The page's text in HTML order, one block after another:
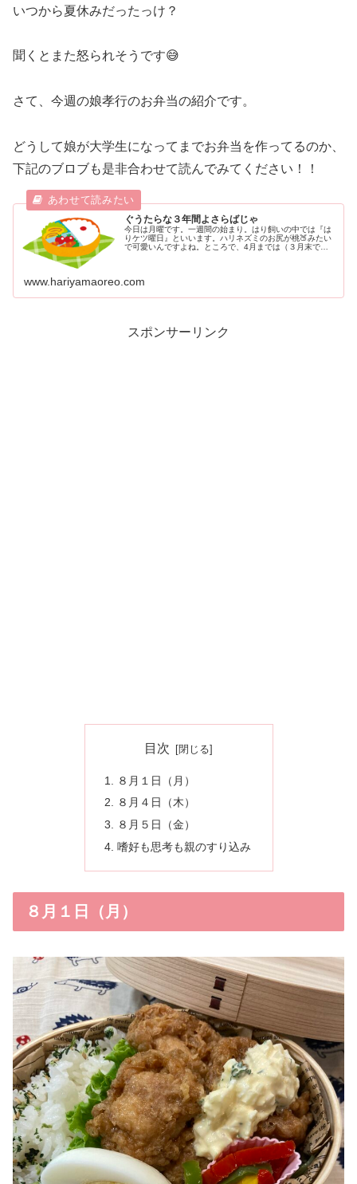
いつから夏休みだったっけ？
聞くとまた怒られそうです😅
さて、今週の娘孝行のお弁当の紹介です。
どうして娘が大学生になってまでお弁当を作ってるのか、
下記のブロブも是非合わせて読んでみてください！！
ぐうたらな３年間よさらばじゃ
今日は月曜です。一週間の始まり。はり飼いの中では『は
りケツ曜日』といいます。ハリネズミのお尻が桃🍑みたい
で可愛いんですよね。ところで、4月までは（３月末で退
www.hariyamaoreo.com
スポンサーリンク
目次
８月１日（月）
８月４日（木）
８月５日（金）
嗜好も思考も親のすり込み
８月１日（月）